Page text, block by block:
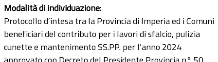
Modalità di individuazione:
Protocollo d’intesa tra la Provincia di Imperia ed i Comuni
beneficiari del contributo per i lavori di sfalcio, pulizia
cunette e mantenimento SS.PP. per l’anno 2024